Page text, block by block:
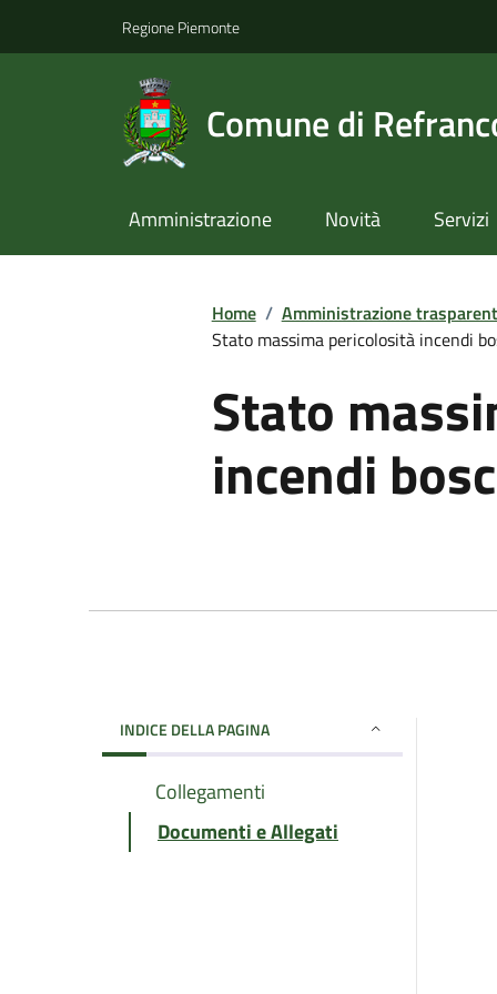
Regione Piemonte
Comune di
Amministrazione Novità Servizi
Home / Amministrazione
Stato massima pericolosità incendi
Stato
incendi
INDICE DELLA PAGINA
Collegamenti
Documenti e Allegati